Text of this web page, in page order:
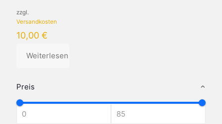
Preis
zzgl.
Versandkosten
10,00 €
Weiterlesen